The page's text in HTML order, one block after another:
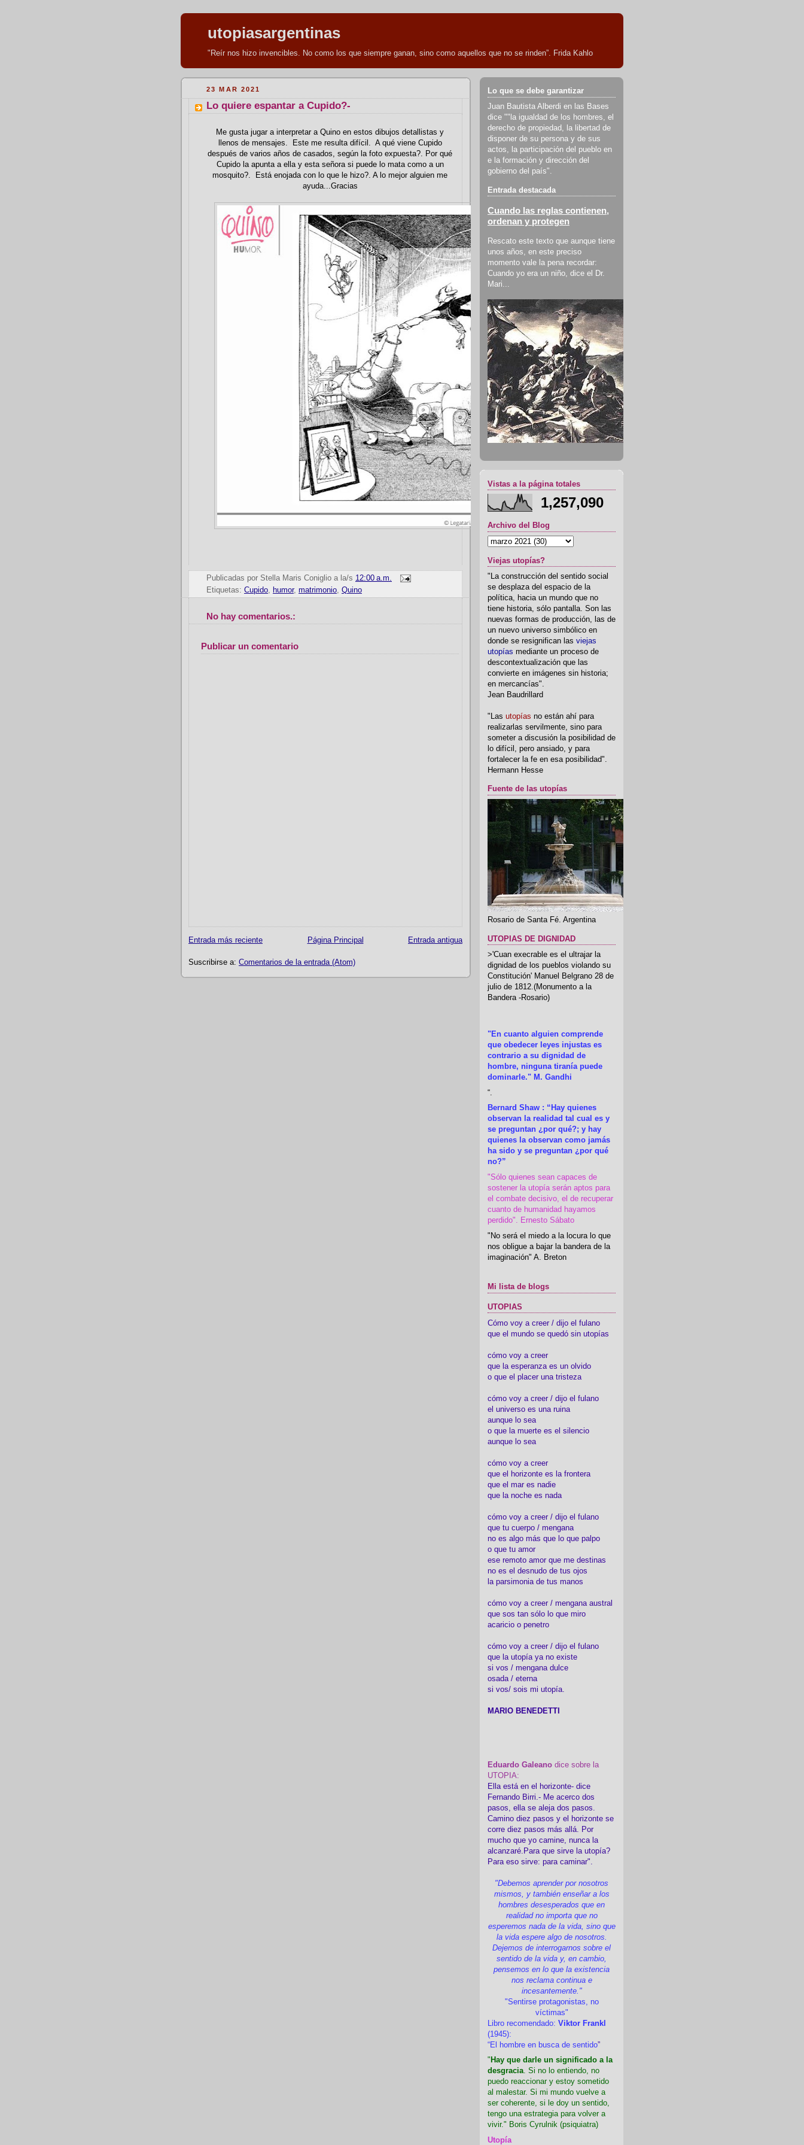
utopiasargentinas
"Reír nos hizo invencibles. No como los que siempre ganan, sino como aquellos que no se rinden”. Frida Kahlo
23 MAR 2021
Lo quiere espantar a Cupido?-
Me gusta jugar a interpretar a Quino en estos dibujos detallistas y
llenos de mensajes. Este me resulta difícil. A qué viene Cupido
después de varios años de casados, según la foto expuesta?. Por qué
Cupido la apunta a ella y esta señora si puede lo mata como a un
mosquito?. Está enojada con lo que le hizo?. A lo mejor alguien me
ayuda...Gracias
Publicadas por Stella Maris Coniglio a la/s 12:00 a.m.
Etiquetas: Cupido, humor, matrimonio, Quino
No hay comentarios.:
Publicar un comentario
Entrada más reciente Entrada antigua
Página Principal
Suscribirse a: Comentarios de la entrada (Atom)
Lo que se debe garantizar
Juan Bautista Alberdi en las Bases
dice ""la igualdad de los hombres, el
derecho de propiedad, la libertad de
disponer de su persona y de sus
actos, la participación del pueblo en
e la formación y dirección del
gobierno del país".
Entrada destacada
Cuando las reglas contienen,
ordenan y protegen
Rescato este texto que aunque tiene
unos años, en este preciso
momento vale la pena recordar:
Cuando yo era un niño, dice el Dr.
Mari...
Vistas a la página totales
1,257,090
Archivo del Blog
Viejas utopías?
"La construcción del sentido social
se desplaza del espacio de la
política, hacia un mundo que no
tiene historia, sólo pantalla. Son las
nuevas formas de producción, las de
un nuevo universo simbólico en
donde se resignifican las viejas
utopías mediante un proceso de
descontextualización que las
convierte en imágenes sin historia;
en mercancías".
Jean Baudrillard
"Las utopías no están ahí para
realizarlas servilmente, sino para
someter a discusión la posibilidad de
lo difícil, pero ansiado, y para
fortalecer la fe en esa posibilidad".
Hermann Hesse
Fuente de las utopías
Rosario de Santa Fé. Argentina
UTOPIAS DE DIGNIDAD
>'Cuan execrable es el ultrajar la
dignidad de los pueblos violando su
Constitución' Manuel Belgrano 28 de
julio de 1812.(Monumento a la
Bandera -Rosario)
"En cuanto alguien comprende
que obedecer leyes injustas es
contrario a su dignidad de
hombre, ninguna tiranía puede
dominarle." M. Gandhi
“.
Bernard Shaw : “Hay quienes
observan la realidad tal cual es y
se preguntan ¿por qué?; y hay
quienes la observan como jamás
ha sido y se preguntan ¿por qué
no?”
"Sólo quienes sean capaces de
sostener la utopía serán aptos para
el combate decisivo, el de recuperar
cuanto de humanidad hayamos
perdido". Ernesto Sábato
"No será el miedo a la locura lo que
nos obligue a bajar la bandera de la
imaginación" A. Breton
Mi lista de blogs
UTOPIAS
Cómo voy a creer / dijo el fulano
que el mundo se quedó sin utopías
cómo voy a creer
que la esperanza es un olvido
o que el placer una tristeza
cómo voy a creer / dijo el fulano
el universo es una ruina
aunque lo sea
o que la muerte es el silencio
aunque lo sea
cómo voy a creer
que el horizonte es la frontera
que el mar es nadie
que la noche es nada
cómo voy a creer / dijo el fulano
que tu cuerpo / mengana
no es algo más que lo que palpo
o que tu amor
ese remoto amor que me destinas
no es el desnudo de tus ojos
la parsimonia de tus manos
cómo voy a creer / mengana austral
que sos tan sólo lo que miro
acaricio o penetro
cómo voy a creer / dijo el fulano
que la utopía ya no existe
si vos / mengana dulce
osada / eterna
si vos/ sois mi utopía.
MARIO BENEDETTI
Eduardo Galeano dice sobre la
UTOPIA:
Ella está en el horizonte- dice
Fernando Birri.- Me acerco dos
pasos, ella se aleja dos pasos.
Camino diez pasos y el horizonte se
corre diez pasos más allá. Por
mucho que yo camine, nunca la
alcanzaré.Para que sirve la utopía?
Para eso sirve: para caminar".
"Debemos aprender por nosotros
mismos, y también enseñar a los
hombres desesperados que en
realidad no importa que no
esperemos nada de la vida, sino que
la vida espere algo de nosotros.
Dejemos de interrogarnos sobre el
sentido de la vida y, en cambio,
pensemos en lo que la existencia
nos reclama continua e
incesantemente."
"Sentirse protagonistas, no
víctimas"
Libro recomendado: Viktor Frankl
(1945):
“El hombre en busca de sentido”
" Hay que darle un significado a la
desgracia. Si no lo entiendo, no
puedo reaccionar y estoy sometido
al malestar. Si mi mundo vuelve a
ser coherente, si le doy un sentido,
tengo una estrategia para volver a
vivir." Boris Cyrulnik (psiquiatra)
Utopía